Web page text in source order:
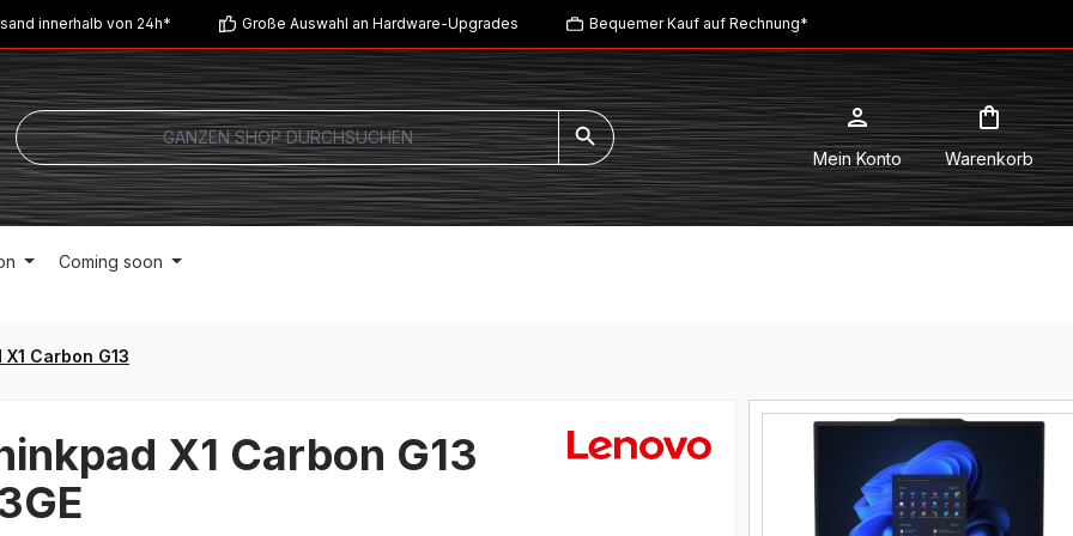
innerhalb von 24h* Große Auswahl an Hardware-Upgrades Bequemer Kauf auf Rechnung*
Mein Konto Warenkorb
Coming soon
Carbon G13
X1 Carbon G13